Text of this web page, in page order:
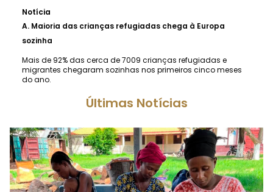
Notícia
A. Maioria das crianças refugiadas chega à Europa
sozinha
Mais de 92% das cerca de 7009 crianças refugiadas e
migrantes chegaram sozinhas nos primeiros cinco meses
do ano.
Últimas Notícias